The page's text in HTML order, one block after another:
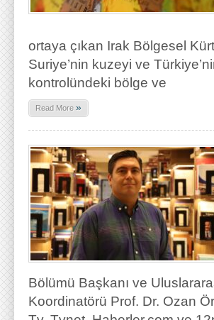
ortaya çıkan Irak Bölgesel
Suriye’nin kuzeyi ve
kontrolündeki bölge ve
Read More »
Bölümü Başkanı ve
Koordinatörü Prof. Dr. Ozan